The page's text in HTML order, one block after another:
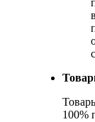
100%